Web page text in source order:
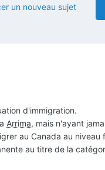
un nouveau sujet
d'immigration.
Arrima, mais n'ayant
au Canada au niveau
au titre de la